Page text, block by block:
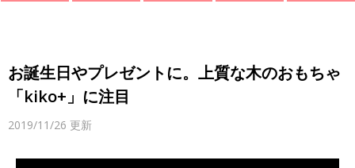
お誕生日やプレゼントに。上質な木のおもちゃ
「kiko+」に注目
2019/11/26 更新